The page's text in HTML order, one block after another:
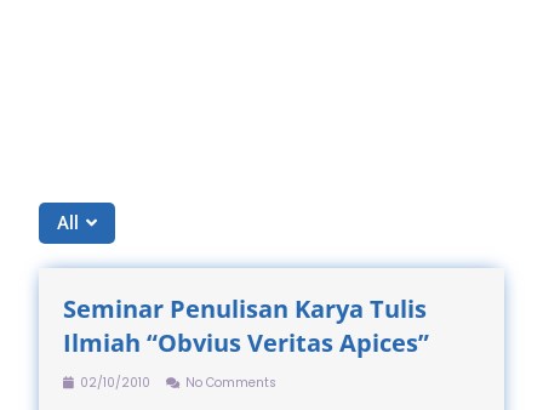
All
Seminar Penulisan Karya Tulis
Ilmiah “Obvius Veritas Apices”
02/10/2010 No Comments